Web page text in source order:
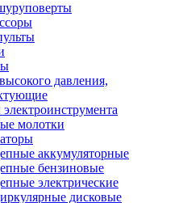
давления,
молотки
аккумуляторные
бензиновые
электрические
дисковые